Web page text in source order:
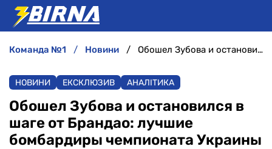
АНАЛІТИКА
ІНТЕРВ'Ю
команда №1 новини Обошел Зубова и остановился в шаге от Брандао: лучшие бомбардиры чемпионата Украины
НОВИНИ ЕКСКЛЮЗИВ АНАЛІТИКА
Обошел Зубова и остановился в
шаге от Брандао: лучшие
бомбардиры чемпионата Украины